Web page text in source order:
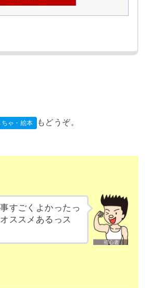
ちゃ・絵本
すごくよかったっ
ススメあるっス